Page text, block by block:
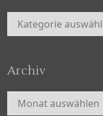
Kategorien
Archiv
Archiv